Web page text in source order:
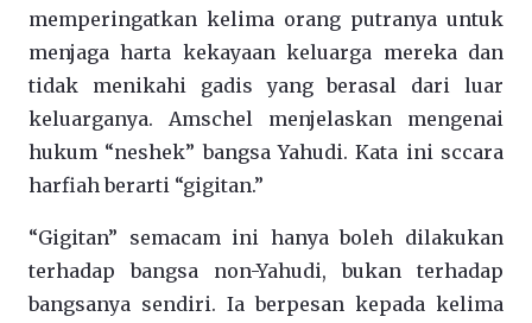
memperingatkan kelima orang putranya untuk
menjaga harta kekayaan keluarga mereka dan
tidak menikahi gadis yang berasal dari luar
keluarganya. Amschel menjelaskan mengenai
hukum “neshek” bangsa Yahudi. Kata ini sccara
harfiah berarti “gigitan.”
“Gigitan” semacam ini hanya boleh dilakukan
terhadap bangsa non-Yahudi, bukan terhadap
bangsanya sendiri. Ia berpesan kepada kelima